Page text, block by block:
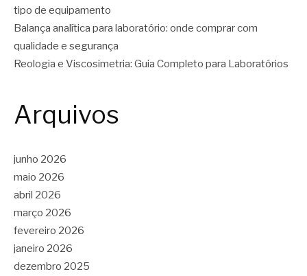
tipo de equipamento
Balança analítica para laboratório: onde comprar com
qualidade e segurança
Reologia e Viscosimetria: Guia Completo para Laboratórios
Arquivos
junho 2026
maio 2026
abril 2026
março 2026
fevereiro 2026
janeiro 2026
dezembro 2025